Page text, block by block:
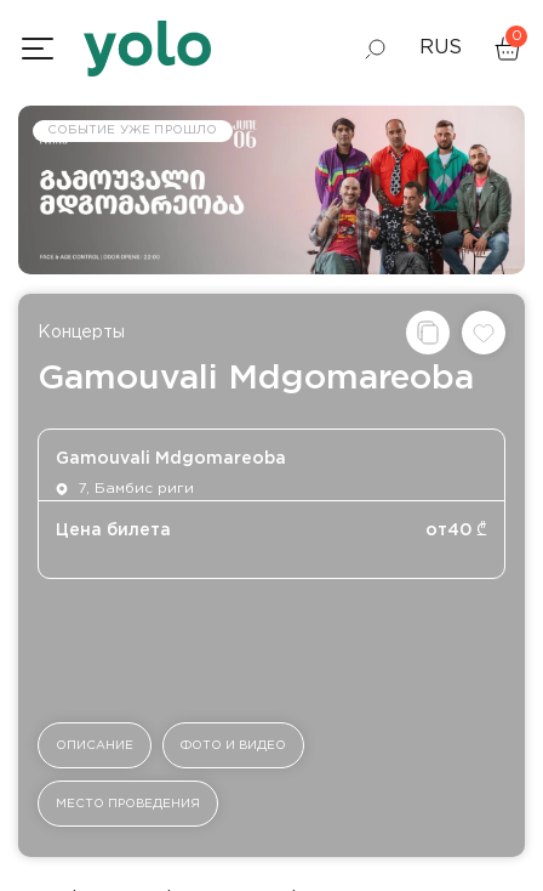
RUS
GEO
ENG
0
СОБЫТИЕ УЖЕ ПРОШЛО
Концерты
Gamouvali Mdgomareoba
Gamouvali Mdgomareoba
7, Бамбис риги
Цена билета от40 ₾
ОПИСАНИЕ ФОТО И ВИДЕО
МЕСТО ПРОВЕДЕНИЯ